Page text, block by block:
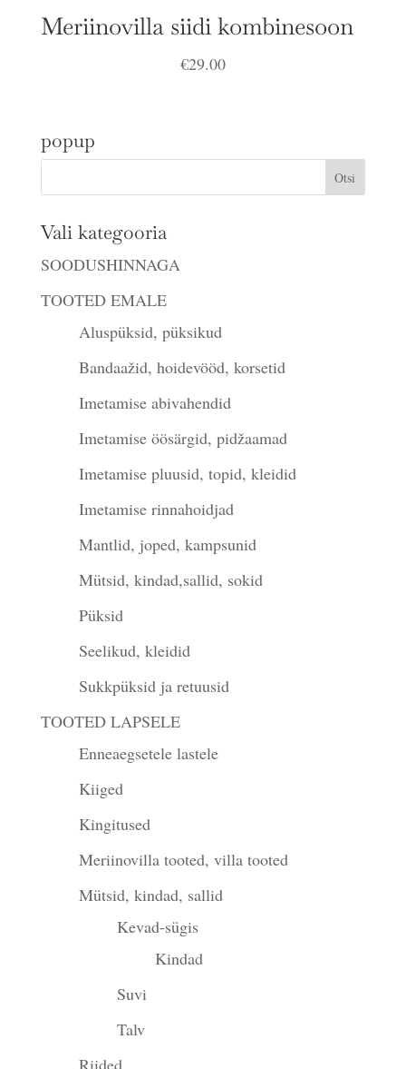
Meriinovilla siidi kombinesoon
€29.00
popup
Vali kategooria
SOODUSHINNAGA
TOOTED EMALE
Aluspüksid, püksikud
Bandaažid, hoidevööd, korsetid
Imetamise abivahendid
Imetamise öösärgid, pidžaamad
Imetamise pluusid, topid, kleidid
Imetamise rinnahoidjad
Mantlid, joped, kampsunid
Mütsid, kindad,sallid, sokid
Püksid
Seelikud, kleidid
Sukkpüksid ja retuusid
TOOTED LAPSELE
Enneaegsetele lastele
Kiiged
Kingitused
Meriinovilla tooted, villa tooted
Mütsid, kindad, sallid
Kevad-sügis
Kindad
Suvi
Talv
Riided